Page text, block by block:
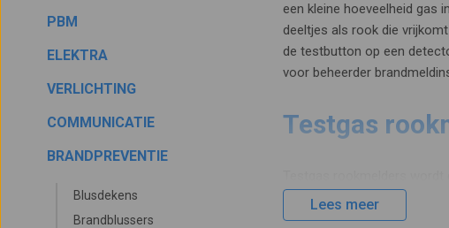
PBM
ELEKTRA
VERLICHTING
COMMUNICATIE
BRANDPREVENTIE
Blusdekens
Brandblussers
een kleine hoeveelheid gas
deeltjes als rook die
de testbutton op een
voor beheerder
Testgas
maandelijks getest moeten
hierdoor vervuilt en minder
Lees meer